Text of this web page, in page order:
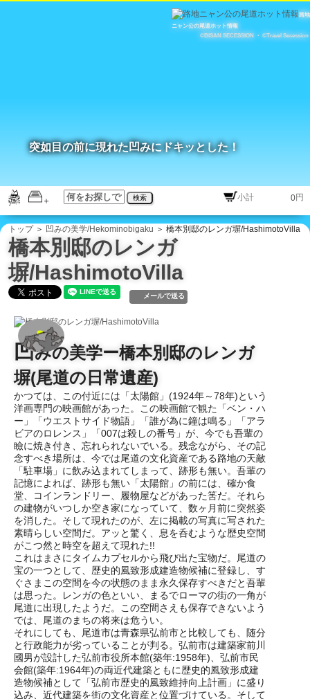
路地
ニャン公の尾道ホット情報
©BISAN SECESSION
・ ©Travel Secession
検索 円
突如目の前に現れた凹みにドキッとした！
トップ＞ 凹みの美学/Hekominobigaku ＞ 橋本別邸のレンガ塀/HashimotoVilla
橋本別邸のレンガ
塀/HashimotoVilla
メールで送る
凹みの美学ー橋本別邸のレンガ
塀(尾道の日常遺産)
かつては、この付近には「太陽館」(1924年～78年)という
洋画専門の映画館があった。この映画館で観た「ベン・ハ
ー」「ウエストサイド物語」「誰が為に鐘は鳴る」「アラ
ビアのロレンス」「007は殺しの番号」が、今でも吾輩の
瞼に焼き付き、忘れられないでいる。残念ながら、その記
念すべき場所は、今では尾道の文化資産である路地の天敵
「駐車場」に飲み込まれてしまって、跡形も無い。吾輩の
記憶によれば、跡形も無い「太陽館」の前には、確か食
堂、コインランドリー、履物屋などがあった筈だ。それら
の建物がいつしか空き家になっていて、数ヶ月前に突然姿
を消した。そして現れたのが、左に掲載の写真に写された
素晴らしい空間だ。アッと驚く、息を呑むような歴史空間
がこつ然と時空を超えて現れた!!
これはまさにタイムカプセルから飛び出た宝物だ。尾道の
宝の一つとして、歴史的風致形成建造物候補に登録し、す
ぐさまこの空間を今の状態のまま永久保存すべきだと吾輩
は思った。レンガの色といい、まるでローマの街の一角が
尾道に出現したようだ。この空間さえも保存できないよう
では、尾道のまちの将来は危うい。
それにしても、尾道市は青森県弘前市と比較しても、随分
と行政能力が劣っていることが判る。弘前市は建築家前川
國男が設計した弘前市役所本館(築年:1958年)、弘前市民
会館(築年:1964年)の両近代建築ともに歴史的風致形成建
造物候補として「弘前市歴史的風致維持向上計画」に盛り
込み、近代建築を街の文化資産と位置づけている。そして